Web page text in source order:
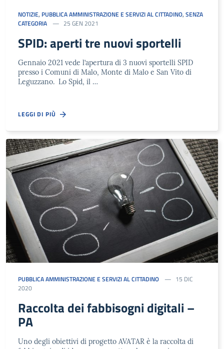
NOTIZIE, PUBBLICA AMMINISTRAZIONE E SERVIZI AL CITTADINO, SENZA
CATEGORIA
25 GEN 2021
SPID: aperti tre nuovi sportelli
Gennaio 2021 vede l’apertura di 3 nuovi sportelli SPID
presso i Comuni di Malo, Monte di Malo e San Vito di
Leguzzano. Lo Spid, il …
LEGGI DI PIÙ
PUBBLICA AMMINISTRAZIONE E SERVIZI AL CITTADINO
15 DIC
2020
Raccolta dei fabbisogni digitali –
PA
Uno degli obiettivi di progetto AVATAR è la raccolta di